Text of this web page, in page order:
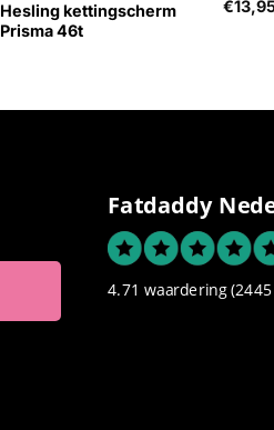
Hesling kettingscherm
Prisma 46t
€
Fatdaddy
4.71 waardering